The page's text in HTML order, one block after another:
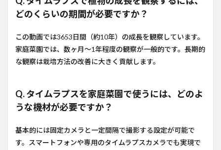
どのくらいの期間が必要ですか？
この動画では3653日間（約10年）の成長を観察しています。
家庭菜園では、数ヶ月〜1年程度の観察が一般的です。長期的
な観察は栽培方法の改善に大きく貢献します。
Q. タイムラプスを家庭菜園で使うには、どのよ
うな機材が必要ですか？
基本的には固定カメラと一定間隔で撮影する設定が可能で
す。スマートフォンや専用のタイムラプスカメラでも実現で